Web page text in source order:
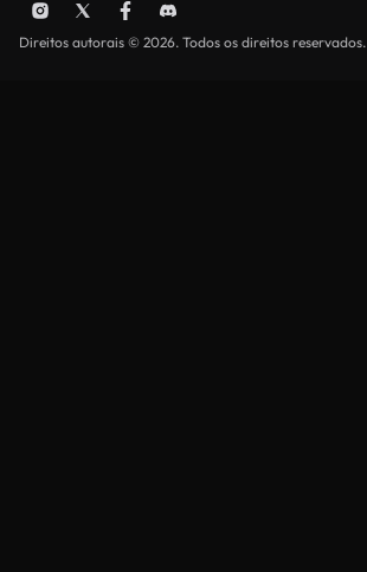
Direitos autorais © 2026. Todos os direitos reservados.